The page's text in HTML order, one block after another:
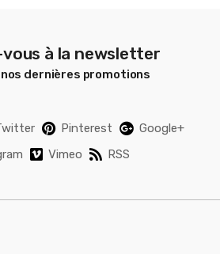
à la newsletter
nos dernières promotions
Pinterest
Google+
Vimeo RSS